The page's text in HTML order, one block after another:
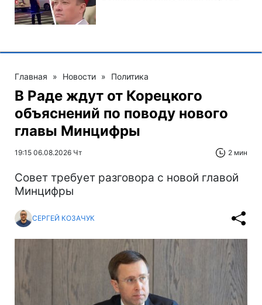
Главная » Новости » Политика
В Раде ждут от Корецкого
объяснений по поводу нового
главы Минцифры
19:15 06.08.2026 Чт 2 мин
Совет требует разговора с новой главой
Минцифры
СЕРГЕЙ КОЗАЧУК